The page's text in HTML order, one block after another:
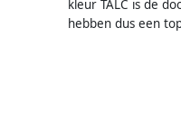
kleur TALC is de
hebben dus een